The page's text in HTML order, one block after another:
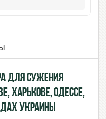
для сужения
Харькове, Одессе,
Украины